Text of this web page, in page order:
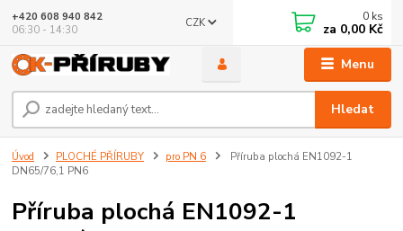
Menu
CZK
Hledat
+420 608 940 842
06:30 - 14:30
0 ks
za 0,00 Kč
Úvod PLOCHÉ PŘÍRUBY pro PN 6
Příruba plochá EN1092-1
DN65/76,1 PN6
Příruba plochá EN1092-1